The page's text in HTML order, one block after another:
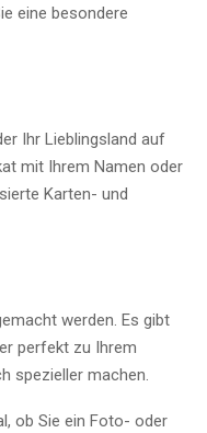
eine besondere
Ihr Lieblingsland auf
mit Ihrem Namen oder
Karten- und
werden. Es gibt
perfekt zu Ihrem
spezieller machen.
ob Sie ein Foto- oder